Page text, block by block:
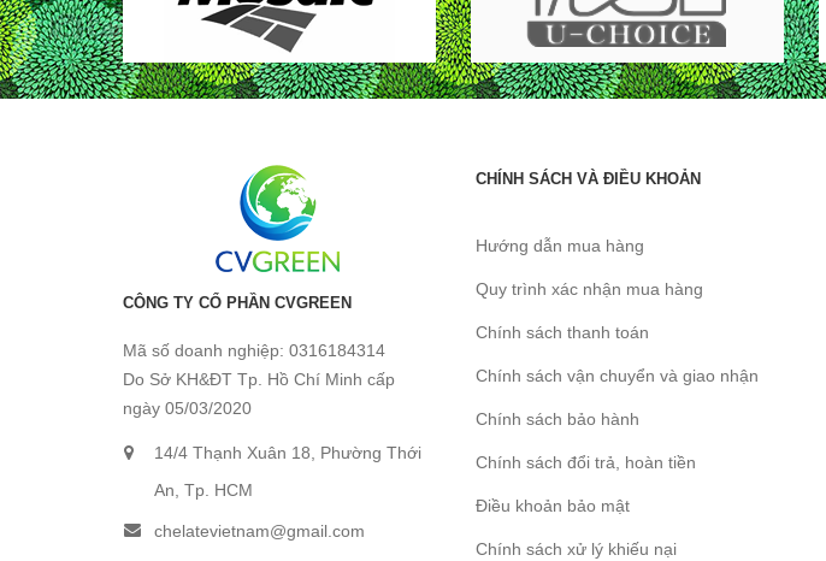
CÔNG TY CỔ PHẦN CVGREEN
Mã số doanh nghiệp: 0316184314
Do Sở KH&ĐT Tp. Hồ Chí Minh cấp
ngày 05/03/2020
14/4 Thạnh Xuân 18, Phường Thới
An, Tp. HCM
chelatevietnam@gmail.com
CHÍNH SÁCH VÀ ĐIỀU KHOẢN
Hướng dẫn mua hàng
Quy trình xác nhận mua hàng
Chính sách thanh toán
Chính sách vận chuyển và giao nhận
Chính sách bảo hành
Chính sách đổi trả, hoàn tiền
Điều khoản bảo mật
Chính sách xử lý khiếu nại